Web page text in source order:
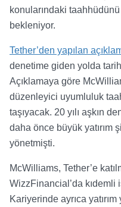
konularındaki
bekleniyor.
Tether’den yapılan
denetime giden yolda
Açıklamaya göre
düzenleyici uyumluluk
taşıyacak. 20 yılı aşkın
daha önce büyük yatırım
yönetmişti.
McWilliams, Tether’e
WizzFinancial’da kıdemli
Kariyerinde ayrıca